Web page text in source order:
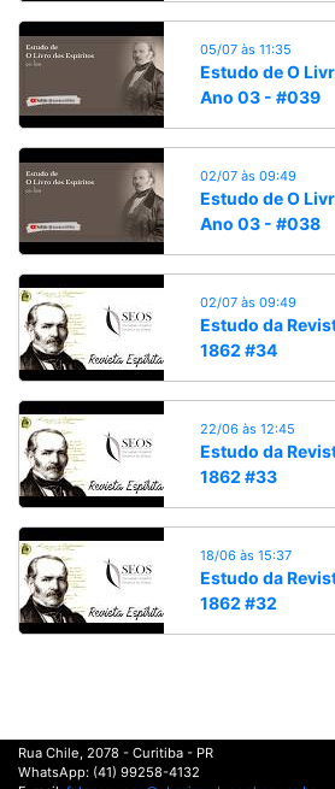
05/07 às 11:35
Estudo de O
Ano 03 - #039
02/07 às 09:49
Estudo de O
Ano 03 - #038
02/07 às 09:49
Estudo da
1862 #34
22/06 às 12:45
Estudo da
1862 #33
18/06 às 15:37
Estudo da
1862 #32
Rua Chile, 2078 - Curitiba - PR
WhatsApp: (41) 99258-4132